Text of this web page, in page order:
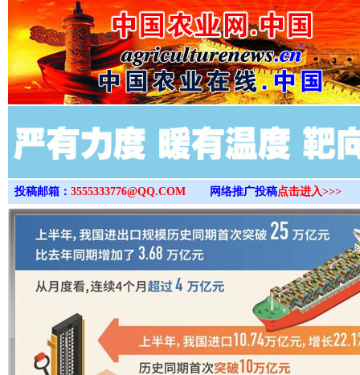
>
投稿邮箱： 3555333776@QQ.COM 网络推广投稿点击进入>>>